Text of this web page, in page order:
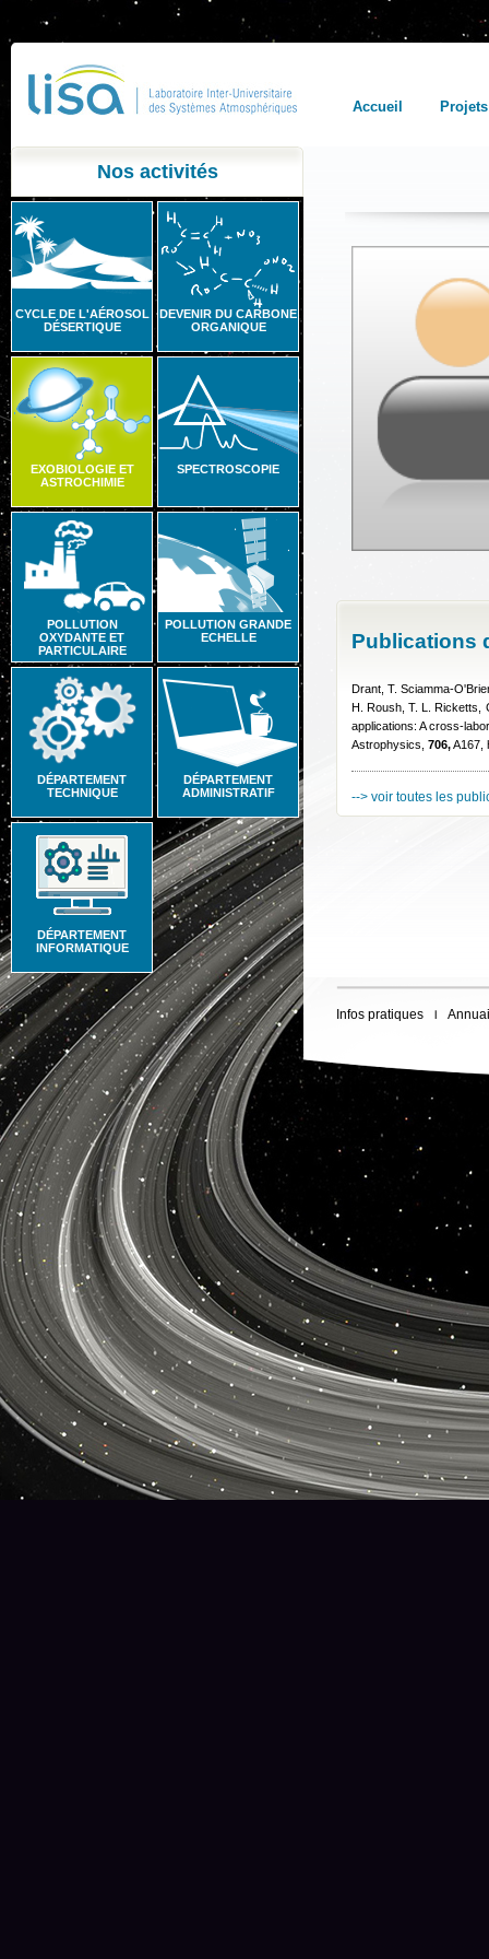
Accueil Projets
Nos activités
CYCLE DE L'AÉROSOL
DÉSERTIQUE
DEVENIR DU CARBONE
ORGANIQUE
EXOBIOLOGIE ET
ASTROCHIMIE
SPECTROSCOPIE
POLLUTION
OXYDANTE ET
PARTICULAIRE
POLLUTION GRANDE
ECHELLE
DÉPARTEMENT
TECHNIQUE
DÉPARTEMENT
ADMINISTRATIF
DÉPARTEMENT
INFORMATIQUE
Publications
Drant, T. Sciamma-
H. Roush, T. L. Ricketts,
applications: A cross-
Astrophysics, 706,A167,
--> voir toutes les
Infos pratiques